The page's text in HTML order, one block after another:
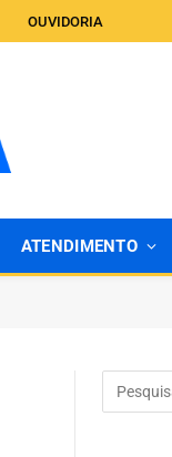
OUVIDORIA
ATENDIMENTO